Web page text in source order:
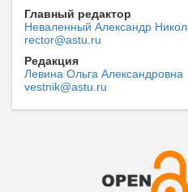
Главный редактор
Неваленный Александр
rector@astu.ru
Редакция
Левина Ольга Александровна
vestnik@astu.ru